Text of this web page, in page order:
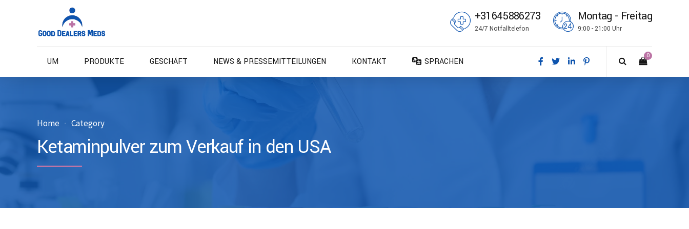
+31645886273
24/7 Notfalltelefon
Montag - Freitag
9:00 - 21:00 Uhr
0
UM PRODUKTE GESCHÄFT NEWS & PRESSEMITTEILUNGEN KONTAKT
SPRACHEN
Home Category
Ketaminpulver zum Verkauf in den USA